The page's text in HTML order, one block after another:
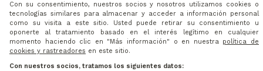
Sun-Block: protección contra los rayos UV
2-Way Stretch: tejido elástico para una libertad de
movimiento adecuada
Características
Con su consentimiento, nuestros socios y nosotros utilizamos cookies o
tecnologías similares para almacenar y acceder a información personal
como su visita a este sitio. Usted puede retirar su consentimiento u
oponerte al tratamiento basado en el interés legítimo en cualquier
momento haciendo clic en "Más información" o en nuestra política de
cookies y rastreadores en este sitio.
Con nuestros socios, tratamos los siguientes datos: